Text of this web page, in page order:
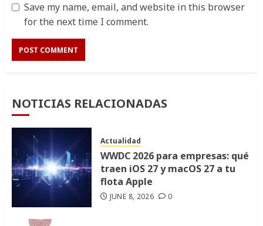
Save my name, email, and website in this browser
for the next time I comment.
NOTICIAS RELACIONADAS
Actualidad
WWDC 2026 para empresas: qué
traen iOS 27 y macOS 27 a tu
flota Apple
JUNE 8, 2026 0